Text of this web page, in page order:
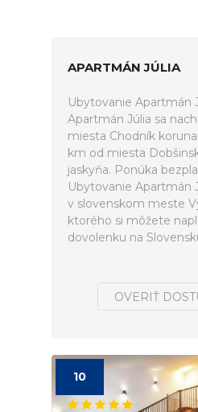
APARTMÁN JÚLIA
Ubytovanie Apartmán
Apartmán Júlia sa
miesta Chodník
km od miesta
jaskyňa. Ponúka
Ubytovanie Apartmán
v slovenskom meste
ktorého si môžete
dovolenku na
OVERIŤ
10